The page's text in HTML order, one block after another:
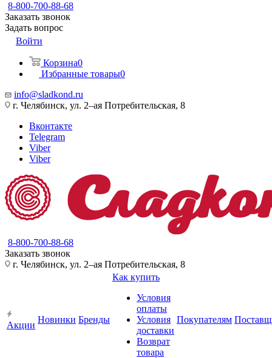
8-800-700-88-68
Заказать звонок
Задать вопрос
Войти
Корзина0
Избранные товары0
info@sladkond.ru
г. Челябинск, ул. 2–ая Потребительская, 8
Вконтакте
Telegram
Viber
Viber
8-800-700-88-68
Заказать звонок
г. Челябинск, ул. 2–ая Потребительская, 8
Акции
Новинки Бренды
Как купить
Условия
оплаты
Условия
доставки
Возврат
товара
Покупателям